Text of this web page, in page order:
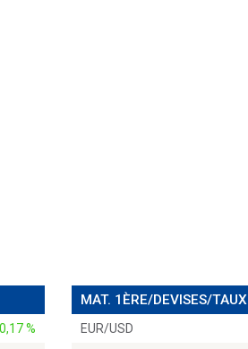
%
MAT. 1ÈRE/DEVISES/TAUX
EUR/USD